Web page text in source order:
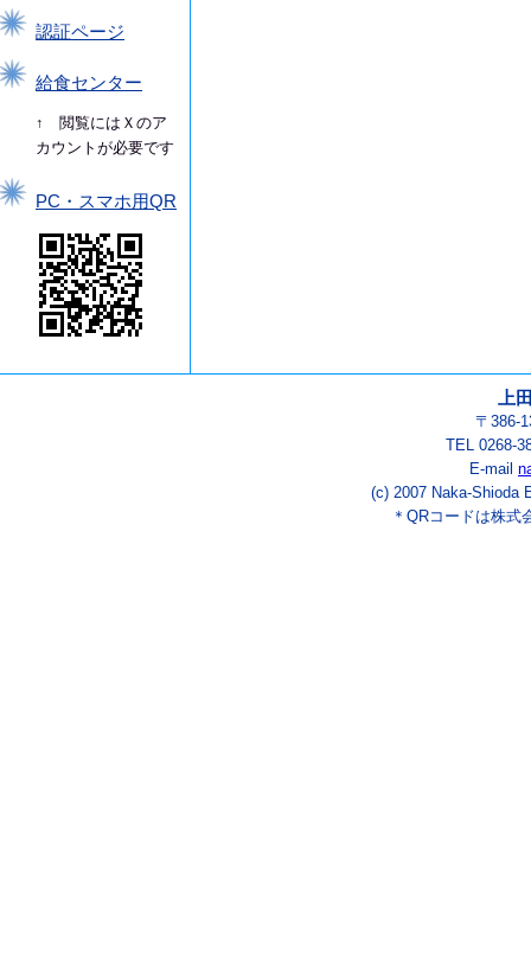
認証ページ
給食センター
↑ 閲覧にはＸのア
カウントが必要です
PC・スマホ用QR
上
〒386-
TEL 0268-
E-mail
(c) 2007 Naka-Shioda
＊QRコードは株式